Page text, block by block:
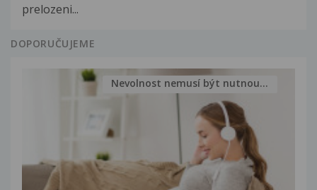
prelozeni...
DOPORUČUJEME
Nevolnost nemusí být nutnou...